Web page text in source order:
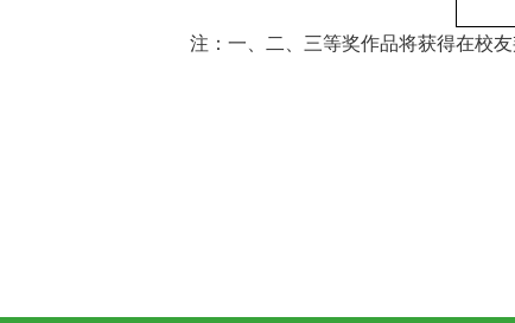
注： 一、二、三等奖作品将获得在校